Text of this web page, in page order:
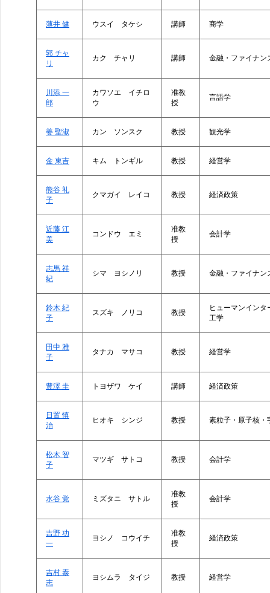
薄井 健 ウスイ タケシ 講師 商学
郭 チャ
リ
カク チャリ 講師 金融・ファイナン
川添 一
郎
カワソエ イチロ
ウ
准教
授
言語学
姜 聖淑 カン ソンスク 教授 観光学
金 東吉 キム トンギル 教授 経営学
熊谷 礼
子
クマガイ レイコ 教授 経済政策
近藤 江
美
コンドウ エミ
准教
授
会計学
志馬 祥
紀
シマ ヨシノリ 教授 金融・ファイナン
鈴木 紀
子
スズキ ノリコ 教授
ヒューマンイン
工学
田中 雅
子
タナカ マサコ 教授 経営学
豊澤 圭 トヨザワ ケイ 講師 経済政策
日置 慎
治
ヒオキ シンジ 教授 素粒子・原子核・
松木 智
子
マツギ サトコ 教授 会計学
水谷 覚 ミズタニ サトル
准教
授
会計学
吉野 功
一
ヨシノ コウイチ
准教
授
経済政策
吉村 泰
志
ヨシムラ タイジ 教授 経営学